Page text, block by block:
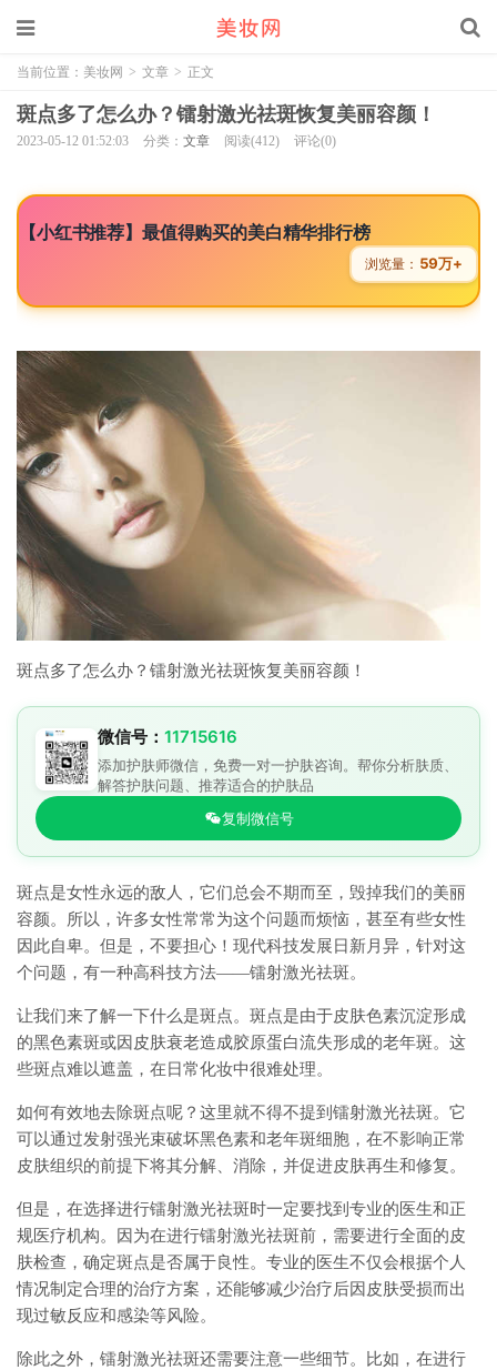
当前位置： 美妆网 > 文章 > 正文
斑点多了怎么办？镭射激光祛斑恢复美丽容颜！
2023-05-12 01:52:03 分类： 文章 阅读(412) 评论(0)
【小红书推荐】最值得购买的美白精华排行榜
浏览量： 59万+
斑点多了怎么办？镭射激光祛斑恢复美丽容颜！
微信号： 11715616
添加护肤师微信，免费一对一护肤咨询。帮你分析肤质、
解答护肤问题、推荐适合的护肤品
复制微信号
斑点是女性永远的敌人，它们总会不期而至，毁掉我们的美丽
容颜。所以，许多女性常常为这个问题而烦恼，甚至有些女性
因此自卑。但是，不要担心！现代科技发展日新月异，针对这
个问题，有一种高科技方法——镭射激光祛斑。
让我们来了解一下什么是斑点。斑点是由于皮肤色素沉淀形成
的黑色素斑或因皮肤衰老造成胶原蛋白流失形成的老年斑。这
些斑点难以遮盖，在日常化妆中很难处理。
如何有效地去除斑点呢？这里就不得不提到镭射激光祛斑。它
可以通过发射强光束破坏黑色素和老年斑细胞，在不影响正常
皮肤组织的前提下将其分解、消除，并促进皮肤再生和修复。
但是，在选择进行镭射激光祛斑时一定要找到专业的医生和正
规医疗机构。因为在进行镭射激光祛斑前，需要进行全面的皮
肤检查，确定斑点是否属于良性。专业的医生不仅会根据个人
情况制定合理的治疗方案，还能够减少治疗后因皮肤受损而出
现过敏反应和感染等风险。
除此之外，镭射激光祛斑还需要注意一些细节。比如，在进行